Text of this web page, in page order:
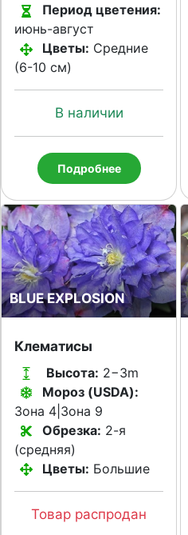
Период цветения:
июнь-август
Цветы: Средние
(6-10 см)
В наличии
Подробнее
BLUE EXPLOSION
Клематисы
Высота: 2−3m
Мороз (USDA):
Зона 4|Зона 9
Обрезка: 2-я
(средняя)
Цветы: Большие
Товар распродан